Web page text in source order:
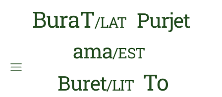
BuraT/LAT Purjet
ama/EST
Buret/LIT To